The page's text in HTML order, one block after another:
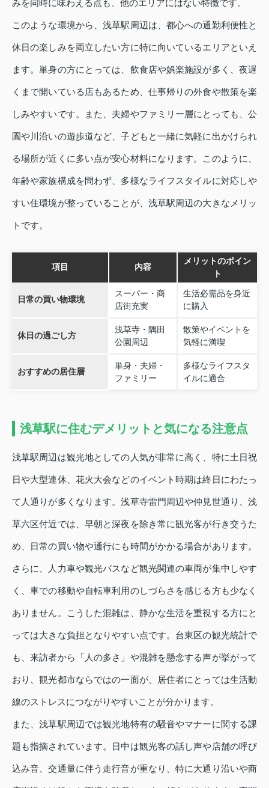
みを同時に味わえる点も、他のエリアにはない特徴です。
このような環境から、浅草駅周辺は、都心への通勤利便性と
休日の楽しみを両立したい方に特に向いているエリアといえ
ます。単身の方にとっては、飲食店や娯楽施設が多く、夜遅
くまで開いている店もあるため、仕事帰りの外食や散策を楽
しみやすいです。また、夫婦やファミリー層にとっても、公
園や川沿いの遊歩道など、子どもと一緒に気軽に出かけられ
る場所が近くに多い点が安心材料になります。このように、
年齢や家族構成を問わず、多様なライフスタイルに対応しや
すい住環境が整っていることが、浅草駅周辺の大きなメリッ
トです。
項目 内容
メリットのポイン
ト
日常の買い物環境
スーパー・商
店街充実
生活必需品を身近
に購入
休日の過ごし方
浅草寺・隅田
公園周辺
散策やイベントを
気軽に満喫
おすすめの居住層
単身・夫婦・
ファミリー
多様なライフスタ
イルに適合
浅草駅に住むデメリットと気になる注意点
浅草駅周辺は観光地としての人気が非常に高く、特に土日祝
日や大型連休、花火大会などのイベント時期は終日にわたっ
て人通りが多くなります。浅草寺雷門周辺や仲見世通り、浅
草六区付近では、早朝と深夜を除き常に観光客が行き交うた
め、日常の買い物や通行にも時間がかかる場合があります。
さらに、人力車や観光バスなど観光関連の車両が集中しやす
く、車での移動や自転車利用のしづらさを感じる方も少なく
ありません。こうした混雑は、静かな生活を重視する方にと
っては大きな負担となりやすい点です。台東区の観光統計で
も、来訪者から「人の多さ」や混雑を懸念する声が挙がって
おり、観光都市ならではの一面が、居住者にとっては生活動
線のストレスにつながりやすいことが分かります。
また、浅草駅周辺では観光地特有の騒音やマナーに関する課
題も指摘されています。日中は観光客の話し声や店舗の呼び
込み音、交通量に伴う走行音が重なり、特に大通り沿いや商